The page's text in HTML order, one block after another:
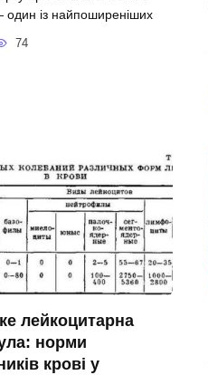
із найпоширеніших
74
лейкоцитарна
норми
крові у